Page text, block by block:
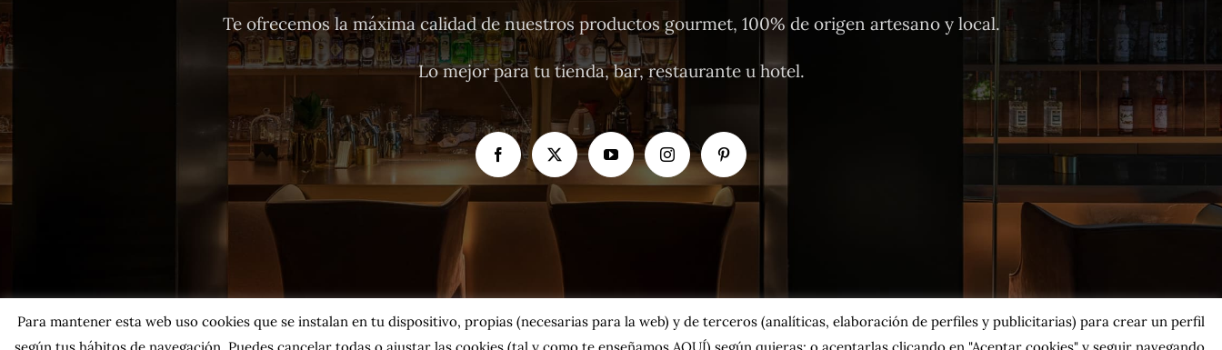
Te ofrecemos la máxima calidad de nuestros productos gourmet, 100% de origen artesano y local.
Lo mejor para tu tienda, bar, restaurante u hotel.
Para mantener esta web uso cookies que se instalan en tu dispositivo, propias (necesarias para la web) y de terceros (analíticas, elaboración de perfiles y publicitarias) para crear un perfil
según tus hábitos de navegación. Puedes cancelar todas o ajustar las cookies(tal y como te enseñamos AQUÍ) según quieras; o aceptarlas clicando en "Aceptar cookies" y seguir navegando.